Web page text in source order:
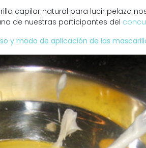
capilar natural para lucir pelazo
de nuestras participantes del
y modo de aplicación de las
Labeau
apostando
del bienestar